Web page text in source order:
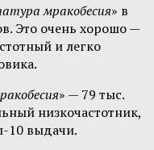
мракобесия» в
Это очень хорошо —
и легко
» — 79 тыс.
низкочастотник,
10 выдачи.